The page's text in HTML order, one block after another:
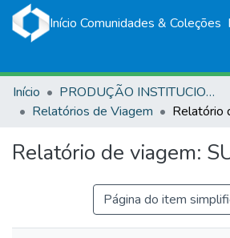
Início Comunidades & Coleções
Início
PRODUÇÃO INSTITUCIONAL
Relatórios de Viagem
Relatório de viagem:
Página do item